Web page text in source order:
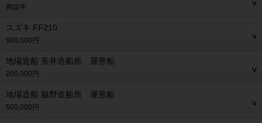
商談中
スズキ FF210
900,000円
地場造船 長井造船所 屋形船
200,000円
地場造船 脇野造船所 屋形船
500,000円